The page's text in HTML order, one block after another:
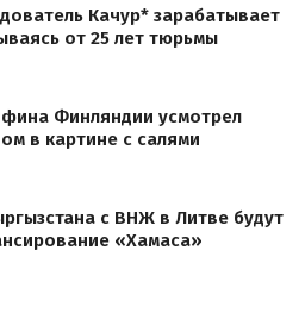
Качур* зарабатывает
от 25 лет тюрьмы
Финляндии усмотрел
в картине с салями
с ВНЖ в Литве будут
«Хамаса»